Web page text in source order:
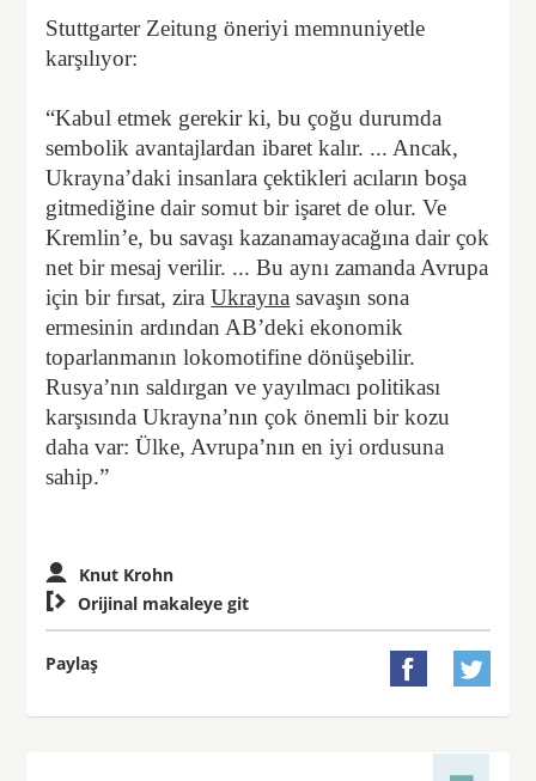
Stuttgarter Zeitung öneriyi memnuniyetle
karşılıyor:
“Kabul etmek gerekir ki, bu çoğu durumda
sembolik avantajlardan ibaret kalır. ... Ancak,
Ukrayna’daki insanlara çektikleri acıların boşa
gitmediğine dair somut bir işaret de olur. Ve
Kremlin’e, bu savaşı kazanamayacağına dair çok
net bir mesaj verilir. ... Bu aynı zamanda Avrupa
için bir fırsat, ziraUkrayna savaşın sona
ermesinin ardından AB’deki ekonomik
toparlanmanın lokomotifine dönüşebilir.
Rusya’nın saldırgan ve yayılmacı politikası
karşısında Ukrayna’nın çok önemli bir kozu
daha var: Ülke, Avrupa’nın en iyi ordusuna
sahip.”
Knut Krohn
 Orijinal makaleye git
Paylaş  